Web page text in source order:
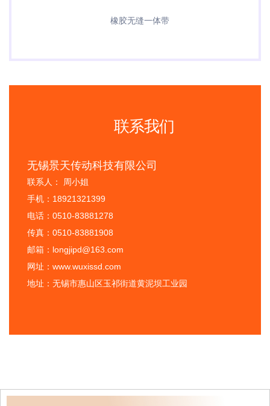
橡胶无缝一体带
联系我们
无锡景天传动科技有限公司
联系人： 周小姐
手机：18921321399
电话：0510-83881278
传真：0510-83881908
邮箱：longjipd@163.com
网址：www.wuxissd.com
地址：无锡市惠山区玉祁街道黄泥坝工业园